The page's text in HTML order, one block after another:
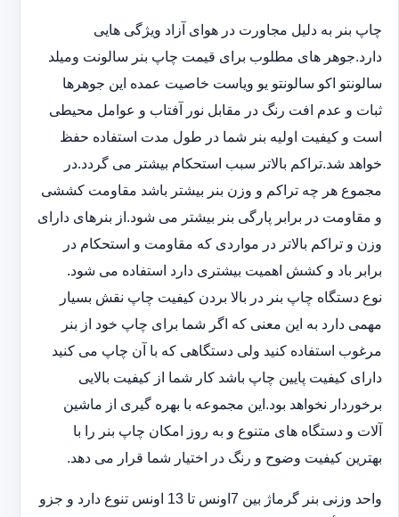
چاپ بنر به دلیل مجاورت در هوای آزاد ویژگی هایی
دارد.جوهر های مطلوب برای قیمت چاپ بنر سالونت ‏و‏‏میلد
سالونت‎و ‎‏اکو سالونت‎‎‏و یو وی‎‏است خاصیت عمده این ‏جوهرها
ثبات و عدم افت رنگ در مقابل نور آفتاب و عوامل محیطی
است و کیفیت اولیه بنر شما در طول مدت استفاده حفظ
خواهد شد.‎تراکم بالاتر سبب استحکام بیشتر می گردد.در
مجموع هر چه تراکم و وزن بنر بیشتر باشد مقاومت کششی
و مقاومت در ‏برابر پارگی بنر بیشتر می شود.از بنرهای دارای
وزن و تراکم بالاتر در مواردی که مقاومت و استحکام در
برابر باد و ‏کشش اهمیت بیشتری دارد استفاده می شود‎.‎
نوع دستگاه چاپ بنر در بالا بردن کیفیت چاپ نقش بسیار
مهمی دارد به این معنی که اگر شما برای چاپ خود از بنر
‏مرغوب استفاده کنید ولی دستگاهی که با آن چاپ می کنید
دارای کیفیت پایین چاپ باشد کار شما از کیفیت بالایی
برخوردار ‏نخواهد بود.این مجموعه با بهره گیری از ماشین
آلات و دستگاه های متنوع و به روز امکان چاپ بنر را با
بهترین کیفیت ‏وضوح و رنگ در اختیار شما قرار می دهد.‏‎
واحد وزنی بنر گرماژ بین ‏‎7‎‏اونس تا 13 اونس تنوع دارد و جزو